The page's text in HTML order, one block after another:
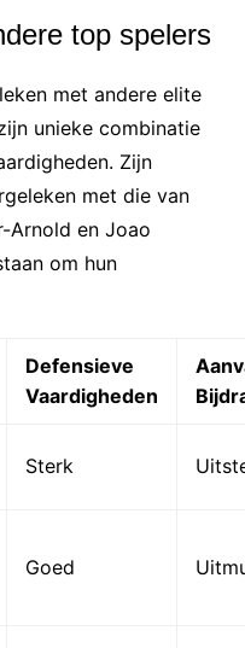
top spelers
met andere elite
unieke combinatie
Zijn
met die van
Arnold en Joao
om hun
Defensieve
Vaardigheden
Sterk
Goed